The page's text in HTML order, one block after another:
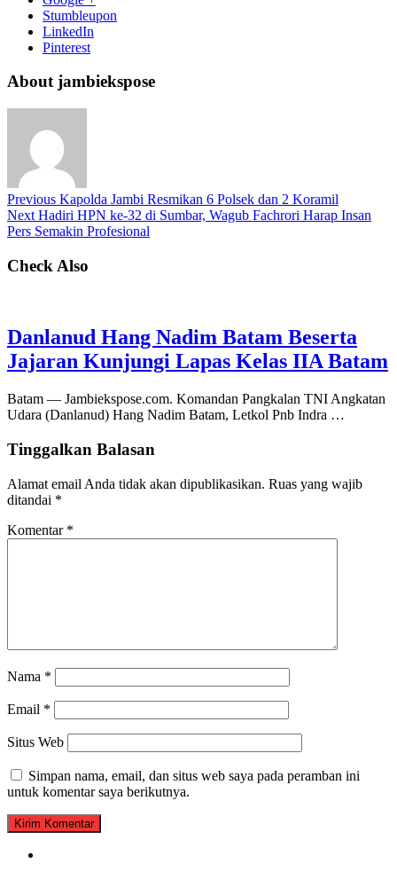
Stumbleupon
LinkedIn
Pinterest
About jambiekspose
Previous Kapolda Jambi Resmikan 6 Polsek dan 2 Koramil
Next Hadiri HPN ke-32 di Sumbar, Wagub Fachrori Harap Insan
Pers Semakin Profesional
Check Also
Danlanud Hang Nadim Batam Beserta
Jajaran Kunjungi Lapas Kelas IIA Batam
Batam — Jambiekspose.com. Komandan Pangkalan TNI Angkatan
Udara (Danlanud) Hang Nadim Batam, Letkol Pnb Indra …
Tinggalkan Balasan
Alamat email Anda tidak akan dipublikasikan. Ruas yang wajib
ditandai *
Komentar *
Nama *
Email *
Situs Web
Simpan nama, email, dan situs web saya pada peramban ini
untuk komentar saya berikutnya.